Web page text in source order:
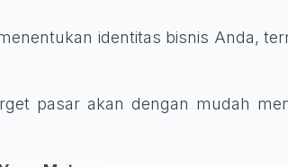
identitas bisnis Anda,
pasar akan dengan mudah